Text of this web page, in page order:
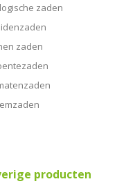
zaden
zaden
producten